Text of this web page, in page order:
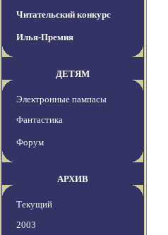
Читательский конкурс
Илья-Премия
ДЕТЯМ
Электронные пампасы
Фантастика
Форум
АРХИВ
Текущий
2003